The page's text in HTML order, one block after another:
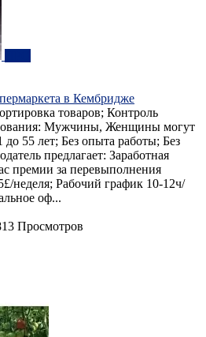
в Кембридже
товаров; Контроль
Мужчины, Женщины могут
55 лет; Без опыта работы; Без
предлагает: Заработная
премии за перевыполнения
неделя; Рабочий график 10-12ч/
оф...
Просмотров